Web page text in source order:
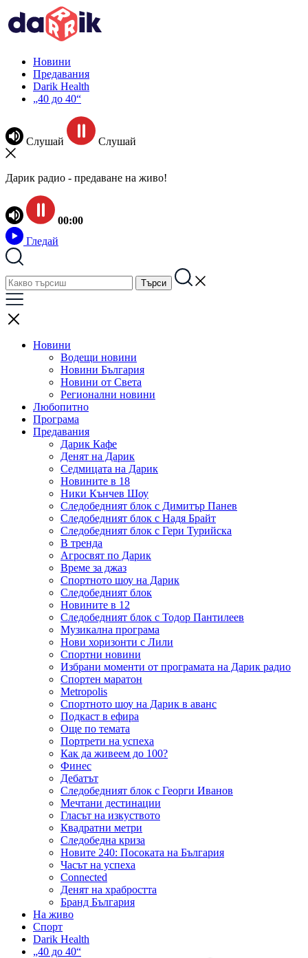
Новини
Предавания
Darik Health
„40 до 40“
Слушай Слушай
Дарик радио - предаване на живо!
00:00
Гледай
Новини
Водещи новини
Новини България
Новини от Света
Регионални новини
Любопитно
Програма
Предавания
Дарик Кафе
Денят на Дарик
Седмицата на Дарик
Новините в 18
Ники Кънчев Шоу
Следобедният блок с Димитър Панев
Следобедният блок с Надя Брайт
Следобедният блок с Гери Турийска
В тренда
Агросвят по Дарик
Време за джаз
Спортното шоу на Дарик
Следобедният блок
Новините в 12
Следобедният блок с Тодор Пантилеев
Музикална програма
Нови хоризонти с Лили
Спортни новини
Избрани моменти от програмата на Дарик радио
Спортен маратон
Metropolis
Спортното шоу на Дарик в аванс
Подкаст в ефира
Още по темата
Портрети на успеха
Как да живеем до 100?
Финес
Дебатът
Следобедният блок с Георги Иванов
Мечтани дестинации
Гласът на изкуството
Квадратни метри
Следобедна криза
Новите 240: Посоката на България
Часът на успеха
Connected
Денят на храбростта
Бранд България
На живо
Спорт
Darik Health
„40 до 40“